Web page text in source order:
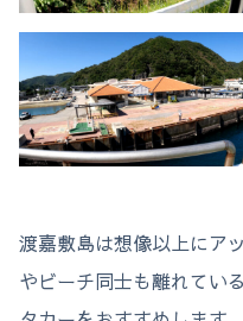
渡嘉敷島は想像以上にア
やビーチ同士も離れてい